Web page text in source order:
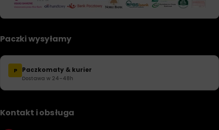
Paczki wysyłamy
P Paczkomaty & kurier
Dostawa w 24–48h
Kontakt i obsługa